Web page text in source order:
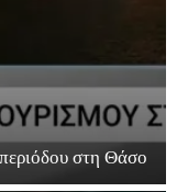
στη Θάσο